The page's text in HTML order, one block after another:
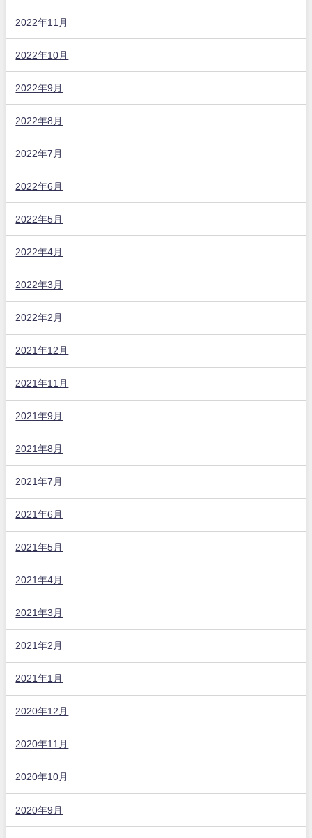
2022年11月
2022年10月
2022年9月
2022年8月
2022年7月
2022年6月
2022年5月
2022年4月
2022年3月
2022年2月
2021年12月
2021年11月
2021年9月
2021年8月
2021年7月
2021年6月
2021年5月
2021年4月
2021年3月
2021年2月
2021年1月
2020年12月
2020年11月
2020年10月
2020年9月